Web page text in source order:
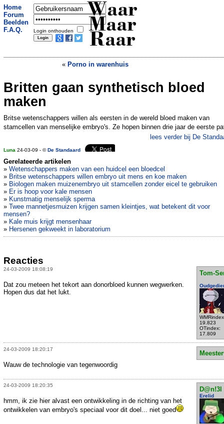
Home
Forum
Beelden
F.A.Q.
Login onthouden
Waar
Maar
Raar
« Porno in warenhuis
Schrijfster bedolven onder boekenkast
Britten gaan synthetisch bloed
maken
Britse wetenschappers willen als eersten in de wereld bloed maken van
stamcellen van menselijke embryo's. Ze hopen binnen drie jaar de eerste
lees verder bij De
Luna 24-03-09 - ©De Standaard
Gerelateerde artikelen
» Wetenschappers maken van een huidcel een bloedcel
» Britse wetenschappers willen embryo uit mens en koe maken
» Biologen maken muizenembryo uit stamcellen zonder eicel te gebruiken
» Er is hoop voor kale mensen
» Kunstmatig menselijk sperma
» Twee mannetjesmuizen krijgen samen kleintjes, wat betekent dit voor
mensen?
» Kale muis krijgt mensenhaar
» Hersenen gekweekt in laboratorium
Reacties
24-03-2009 18:08:19
Tom-
19.823
OTindex:
17.809
Dat zou meteen het tekort aan donorbloed kunnen wegwerken.
Hopen dus dat het lukt.
24-03-2009 18:20:17
Wauw de technologie van tegenwoordig
24-03-2009 18:20:35
D@n!3l
Erelid
hmm, ik zie hier alvast een ontwikkeling in de richting van het
ontwikkelen van embryo's speciaal voor dit doel... niet goed